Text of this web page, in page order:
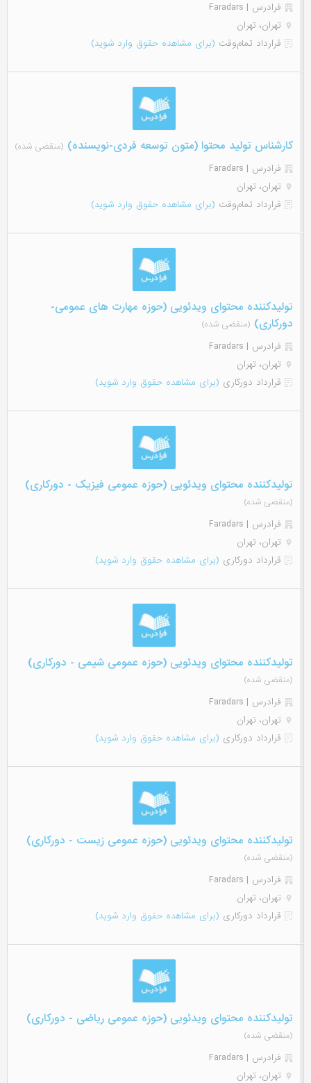
فرادرس | Faradars
تهران، تهران
قرارداد تمام‌وقت (برای مشاهده حقوق وارد شوید)
کارشناس تولید محتوا (متون توسعه فردی-نویسنده) (منقضی شده)
فرادرس | Faradars
تهران، تهران
قرارداد تمام‌وقت (برای مشاهده حقوق وارد شوید)
تولیدکننده محتوای ویدئویی (حوزه مهارت های عمومی-
دورکاری) (منقضی شده)
فرادرس | Faradars
تهران، تهران
قرارداد دورکاری (برای مشاهده حقوق وارد شوید)
تولیدکننده محتوای ویدئویی (حوزه عمومی فیزیک - دورکاری)
(منقضی شده)
فرادرس | Faradars
تهران، تهران
قرارداد دورکاری (برای مشاهده حقوق وارد شوید)
تولیدکننده محتوای ویدئویی (حوزه عمومی شیمی - دورکاری)
(منقضی شده)
فرادرس | Faradars
تهران، تهران
قرارداد دورکاری (برای مشاهده حقوق وارد شوید)
تولیدکننده محتوای ویدئویی (حوزه عمومی زیست - دورکاری)
(منقضی شده)
فرادرس | Faradars
تهران، تهران
قرارداد دورکاری (برای مشاهده حقوق وارد شوید)
تولیدکننده محتوای ویدئویی (حوزه عمومی ریاضی - دورکاری)
(منقضی شده)
فرادرس | Faradars
تهران، تهران